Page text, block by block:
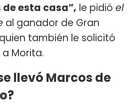
esta casa”, le pidió el
al ganador de Gran
también le solicitó
Morita.
llevó Marcos de